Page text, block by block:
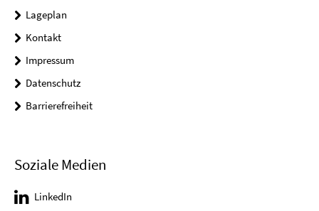
Lageplan
Kontakt
Impressum
Datenschutz
Barrierefreiheit
Soziale Medien
LinkedIn